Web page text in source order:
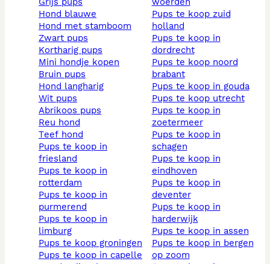
hond blauwe
hond met stamboom
zwart pups
kortharig pups
mini hondje kopen
bruin pups
hond langharig
wit pups
abrikoos pups
reu hond
teef hond
pups te koop in
friesland
pups te koop in
rotterdam
pups te koop in
purmerend
pups te koop in
limburg
pups te koop groningen
pups te koop in capelle
pups te koop zuid
holland
pups te koop in
dordrecht
pups te koop noord
brabant
pups te koop in gouda
pups te koop utrecht
pups te koop in
zoetermeer
pups te koop in
schagen
pups te koop in
eindhoven
pups te koop in
deventer
pups te koop in
harderwijk
pups te koop in assen
pups te koop in bergen
op zoom